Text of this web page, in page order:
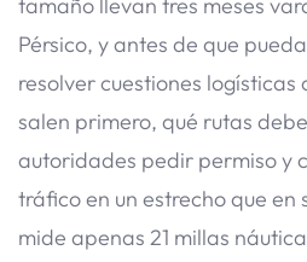
tamaño llevan tres meses
Pérsico, y antes de que
resolver cuestiones
salen primero, qué rutas
autoridades pedir permiso y
tráfico en un estrecho que en
mide apenas 21 millas